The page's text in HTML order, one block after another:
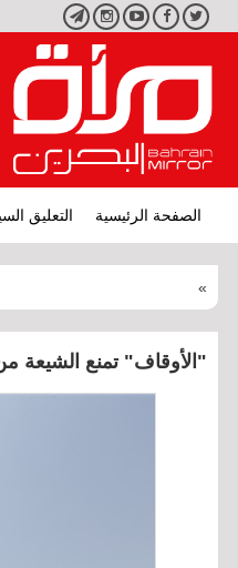
تويتر فيسبوكيوتيوبانستجرامتليجرام
الصفحة الرئيسية التعليق
»
"الأوقاف" تمنع الشيعة